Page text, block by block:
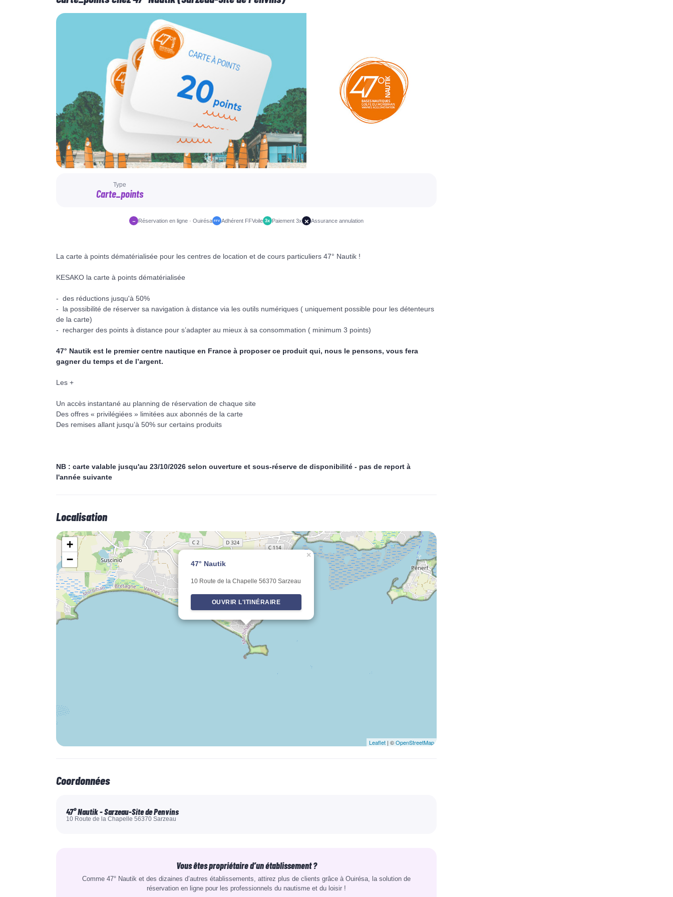
Type
Carte_points
↔ Réservation en ligne · Ouirésa FFV Adhérent FFVoile 3x Paiement 3x × Assurance annulation
La carte à points dématérialisée pour les centres de location et de cours particuliers 47° Nautik !
KESAKO la carte à points dématérialisée
- des réductions jusqu'à 50%
- la possibilité de réserver sa navigation à distance via les outils numériques ( uniquement possible pour les détenteurs
de la carte)
- recharger des points à distance pour s’adapter au mieux à sa consommation ( minimum 3 points)
47° Nautik est le premier centre nautique en France à proposer ce produit qui, nous le pensons, vous fera
gagner du temps et de l’argent.
Les +
Un accès instantané au planning de réservation de chaque site
Des offres « privilégiées » limitées aux abonnés de la carte
Des remises allant jusqu’à 50% sur certains produits
NB : carte valable jusqu'au 23/10/2026 selon ouverture et sous-réserve de disponibilité - pas de report à
l'année suivante
Localisation
47° Nautik
10 Route de la Chapelle 56370 Sarzeau
OUVRIR L'ITINÉRAIRE
×
+
−
Leaflet | ©OpenStreetMap
Coordonnées
47° Nautik - Sarzeau-Site de Penvins
10 Route de la Chapelle 56370 Sarzeau
Vous êtes propriétaire d’un établissement ?
Comme 47° Nautik et des dizaines d’autres établissements, attirez plus de clients grâce à Ouirésa, la solution de
réservation en ligne pour les professionnels du nautisme et du loisir !